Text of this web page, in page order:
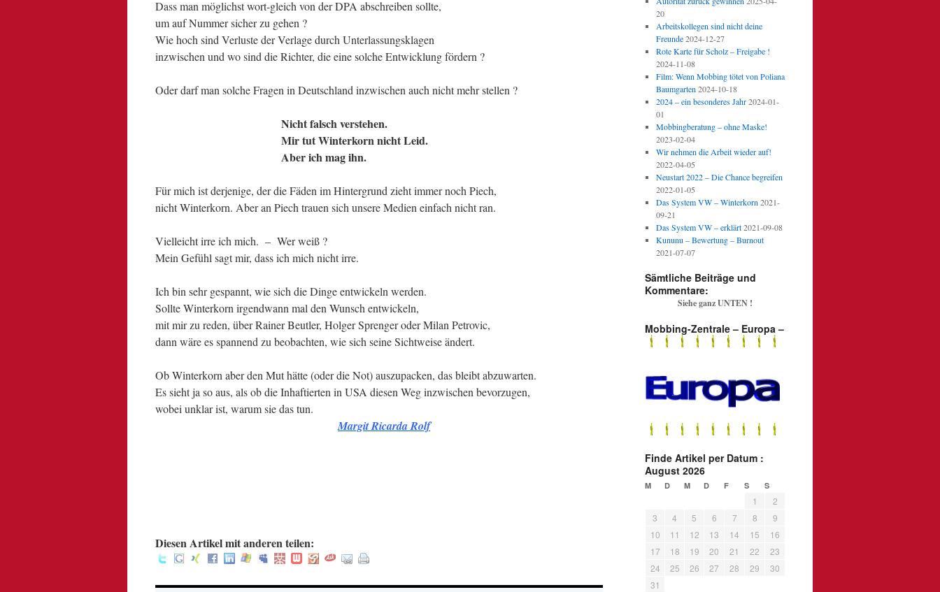
Dass man möglichst wort-gleich von der DPA abschreiben sollte,
um auf Nummer sicher zu gehen ?
Wie hoch sind Verluste der Verlage durch Unterlassungsklagen
inzwischen und wo sind die Richter, die eine solche Entwicklung fördern ?
Oder darf man solche Fragen in Deutschland inzwischen auch nicht mehr stellen ?
Nicht falsch verstehen.
Mir tut Winterkorn nicht Leid.
Aber ich mag ihn.
Für mich ist derjenige, der die Fäden im Hintergrund zieht immer noch Piech,
nicht Winterkorn. Aber an Piech trauen sich unsere Medien einfach nicht ran.
Vielleicht irre ich mich. – Wer weiß ?
Mein Gefühl sagt mir, dass ich mich nicht irre.
Ich bin sehr gespannt, wie sich die Dinge entwickeln werden.
Sollte Winterkorn irgendwann mal den Wunsch entwickeln,
mit mir zu reden, über Rainer Beutler, Holger Sprenger oder Milan Petrovic,
dann wäre es spannend zu beobachten, wie sich seine Sichtweise ändert.
Ob Winterkorn aber den Mut hätte (oder die Not) auszupacken, das bleibt abzuwarten.
Es sieht ja so aus, als ob die Inhaftierten in USA diesen Weg inzwischen bevorzugen,
wobei unklar ist, warum sie das tun.
Margit Ricarda Rolf
Diesen Artikel mit anderen teilen:
20
Arbeitskollegen sind nicht deine
Freunde 2024-12-27
Rote Karte für Scholz – Freigabe !
2024-11-08
Film: Wenn Mobbing tötet von Poliana
Baumgarten 2024-10-18
2024 – ein besonderes Jahr 2024-01-
01
Mobbingberatung – ohne Maske!
2023-02-04
Wir nehmen die Arbeit wieder auf!
2022-04-05
Neustart 2022 – Die Chance begreifen
2022-01-05
Das System VW – Winterkorn 2021-
09-21
Das System VW – erklärt 2021-09-08
Kununu – Bewertung – Burnout
2021-07-07
Sämtliche Beiträge und
Kommentare:
Siehe ganz UNTEN !
Mobbing-Zentrale – Europa –
Finde Artikel per Datum :
August 2026
M D M D F S S
1
2
3
4 5 6 7 8
9
10
11 12 13 14 15
16
17
18 19 20 21 22
23
24
25 26 27 28 29
30
31